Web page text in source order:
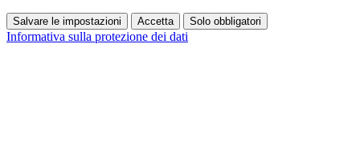
Salvare le impostazioni Accetta Solo obbligatori
Informativa sulla protezione dei dati